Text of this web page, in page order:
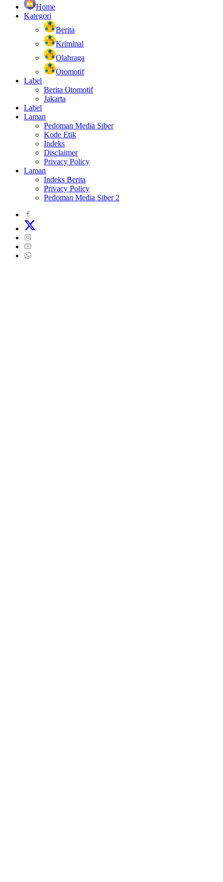
Home
Kategori
Berita
Kriminal
Olahraga
Otomotif
Label
Berita Otomotif
Jakarta
Label
Laman
Pedoman Media Siber
Kode Etik
Indeks
Disclaimer
Privacy Policy
Laman
Indeks Berita
Privacy Policy
Pedoman Media Siber 2